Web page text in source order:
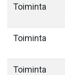
Toiminta
Toiminta
Toiminta